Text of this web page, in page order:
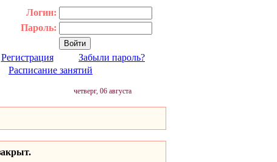
Логин:
Пароль:
Регистрация
Забыли пароль?
Расписание занятий
четверг, 06 августа